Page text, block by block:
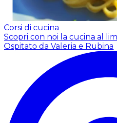
Corsi di cucina
Scopri con noi la cucina al
Ospitato da Valeria e Rubina